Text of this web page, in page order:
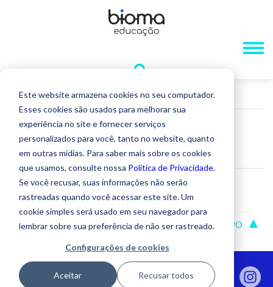
Este website armazena cookies no seu computador.
Esses cookies são usados ​​para melhorar sua
experiência no site e fornecer serviços
personalizados para você, tanto no website, quanto
em outras mídias. Para saber mais sobre os cookies
que usamos, consulte nossa Política de Privacidade.
Se você recusar, suas informações não serão
rastreadas quando você acessar este site. Um
cookie simples será usado em seu navegador para
lembrar sobre sua preferência de não ser rastreado.
Configurações de cookies
Aceitar Recusar todos
DEMONSTRAÇÕES
FINANCEIRAS 2025
Acesse aqui.
VOLTAR TOPO